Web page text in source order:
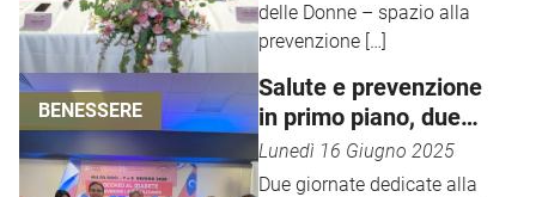
delle Donne – spazio alla
prevenzione […]
BENESSERE
Salute e prevenzione
in primo piano, due
giornate dedicate al
diabete
Lunedì 16 Giugno 2025
Due giornate dedicate alla